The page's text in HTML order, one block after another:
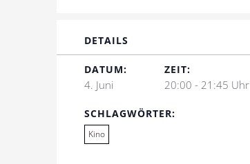
DETAILS
DATUM:
4. Juni
ZEIT:
20:00 - 21:45 Uhr
SCHLAGWÖRTER:
Kino